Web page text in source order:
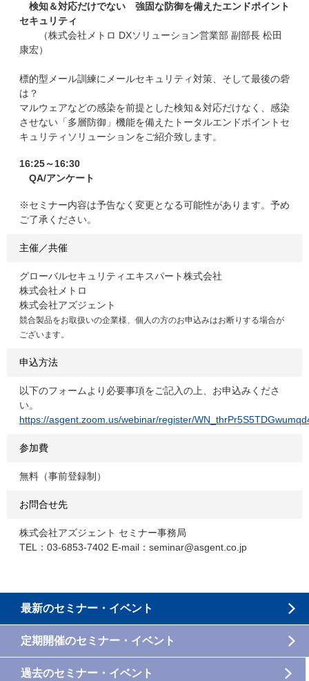
検知＆対応だけでない 強固な防御を備えたエンドポイント
セキュリティ
（株式会社メトロ DXソリューション営業部 副部長 松田
康宏）
標的型メール訓練にメールセキュリティ対策、そして最後の砦
は？
マルウェアなどの感染を前提とした検知＆対応だけなく、感染
させない「多層防御」機能を備えたトータルエンドポイントセ
キュリティソリューションをご紹介致します。
16:25～16:30
QA/アンケート
※セミナー内容は予告なく変更となる可能性があります。予め
ご了承ください。
主催／共催
グローバルセキュリティエキスパート株式会社
株式会社メトロ
株式会社アズジェント
競合製品をお取扱いの企業様、個人の方のお申込みはお断りする場合が
ございます。
申込方法
以下のフォームより必要事項をご記入の上、お申込みくださ
い。
https://asgent.zoom.us/webinar/register/
参加費
無料（事前登録制）
お問合せ先
株式会社アズジェント セミナー事務局
TEL：03-6853-7402 E-mail：seminar@asgent.co.jp
最新のセミナー・イベント
定期開催のセミナー・イベント
過去のセミナー・イベント